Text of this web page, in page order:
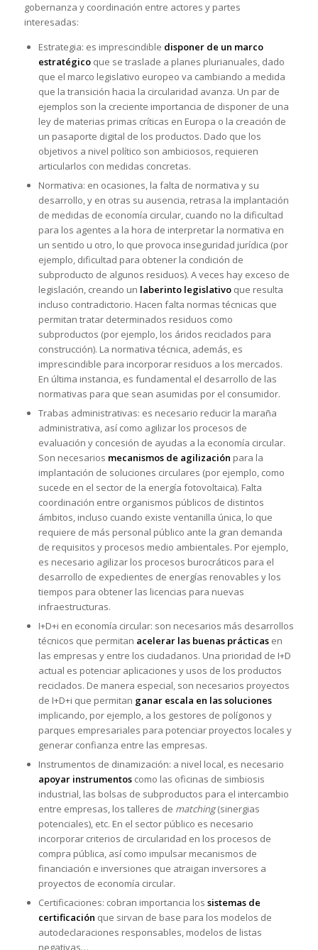
gobernanza y coordinación entre actores y partes
interesadas:
Estrategia: es imprescindible disponer de un marco
estratégicoque se traslade a planes plurianuales, dado
que el marco legislativo europeo va cambiando a medida
que la transición hacia la circularidad avanza. Un par de
ejemplos son la creciente importancia de disponer de una
ley de materias primas críticas en Europa o la creación de
un pasaporte digital de los productos. Dado que los
objetivos a nivel político son ambiciosos, requieren
articularlos con medidas concretas.
Normativa: en ocasiones, la falta de normativa y su
desarrollo, y en otras su ausencia, retrasa la implantación
de medidas de economía circular, cuando no la dificultad
para los agentes a la hora de interpretar la normativa en
un sentido u otro, lo que provoca inseguridad jurídica (por
ejemplo, dificultad para obtener la condición de
subproducto de algunos residuos). A veces hay exceso de
legislación, creando un laberinto legislativoque resulta
incluso contradictorio. Hacen falta normas técnicas que
permitan tratar determinados residuos como
subproductos (por ejemplo, los áridos reciclados para
construcción). La normativa técnica, además, es
imprescindible para incorporar residuos a los mercados.
En última instancia, es fundamental el desarrollo de las
normativas para que sean asumidas por el consumidor.
Trabas administrativas: es necesario reducir la maraña
administrativa, así como agilizar los procesos de
evaluación y concesión de ayudas a la economía circular.
Son necesarios mecanismos de agilización para la
implantación de soluciones circulares (por ejemplo, como
sucede en el sector de la energía fotovoltaica). Falta
coordinación entre organismos públicos de distintos
ámbitos, incluso cuando existe ventanilla única, lo que
requiere de más personal público ante la gran demanda
de requisitos y procesos medio ambientales. Por ejemplo,
es necesario agilizar los procesos burocráticos para el
desarrollo de expedientes de energías renovables y los
tiempos para obtener las licencias para nuevas
infraestructuras.
I+D+i en economía circular: son necesarios más desarrollos
técnicos que permitan acelerar las buenas prácticasen
las empresas y entre los ciudadanos. Una prioridad de I+D
actual es potenciar aplicaciones y usos de los productos
reciclados. De manera especial, son necesarios proyectos
de I+D+i que permitan ganar escala en las soluciones
implicando, por ejemplo, a los gestores de polígonos y
parques empresariales para potenciar proyectos locales y
generar confianza entre las empresas.
Instrumentos de dinamización: a nivel local, es necesario
apoyar instrumentoscomo las oficinas de simbiosis
industrial, las bolsas de subproductos para el intercambio
entre empresas, los talleres de matching(sinergias
potenciales), etc. En el sector público es necesario
incorporar criterios de circularidad en los procesos de
compra pública, así como impulsar mecanismos de
financiación e inversiones que atraigan inversores a
proyectos de economía circular.
Certificaciones: cobran importancia los sistemas de
certificación que sirvan de base para los modelos de
autodeclaraciones responsables, modelos de listas
negativas…